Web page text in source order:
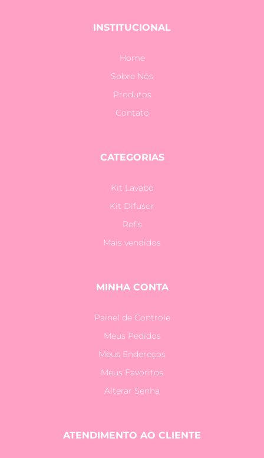
INSTITUCIONAL
Home
Sobre Nós
Produtos
Contato
CATEGORIAS
Kit Lavabo
Kit Difusor
Refis
Mais vendidos
MINHA CONTA
Painel de Controle
Meus Pedidos
Meus Endereços
Meus Favoritos
Alterar Senha
ATENDIMENTO AO CLIENTE